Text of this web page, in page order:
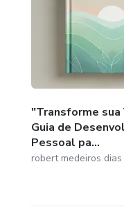
"Transforme sua
Guia de
Pessoal pa...
robert medeiros dias